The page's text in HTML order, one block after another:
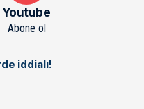
Youtube
Abone ol
iddialı!